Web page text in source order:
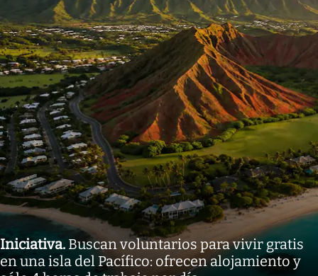
Iniciativa. Buscan voluntarios para vivir gratis
en una isla del Pacífico: ofrecen alojamiento y